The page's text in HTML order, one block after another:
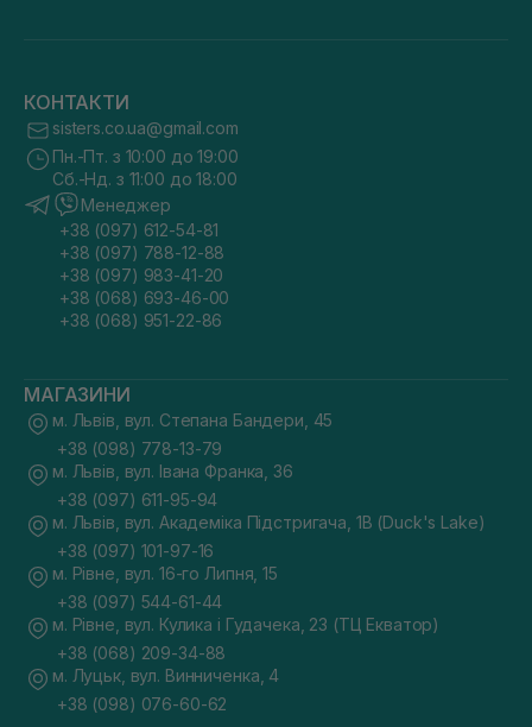
КОНТАКТИ
sisters.co.ua@gmail.com
Пн.-Пт. з 10:00 до 19:00
Сб.-Нд. з 11:00 до 18:00
Менеджер
+38 (097) 612-54-81
+38 (097) 788-12-88
+38 (097) 983-41-20
+38 (068) 693-46-00
+38 (068) 951-22-86
МАГАЗИНИ
м. Львів, вул. Степана Бандери, 45
+38 (098) 778-13-79
м. Львів, вул. Івана Франка, 36
+38 (097) 611-95-94
м. Львів, вул. Академіка Підстригача, 1В (Duck's Lake)
+38 (097) 101-97-16
м. Рівне, вул. 16-го Липня, 15
+38 (097) 544-61-44
м. Рівне, вул. Кулика і Гудачека, 23 (ТЦ Екватор)
+38 (068) 209-34-88
м. Луцьк, вул. Винниченка, 4
+38 (098) 076-60-62